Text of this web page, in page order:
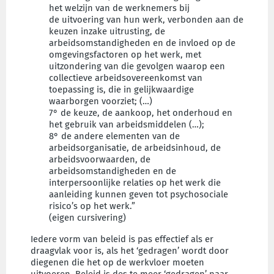
het welzijn van de werknemers bij
de uitvoering van hun werk, verbonden aan de
keuzen inzake uitrusting, de
arbeidsomstandigheden en de invloed op de
omgevingsfactoren op het werk, met
uitzondering van die gevolgen waarop een
collectieve arbeidsovereenkomst van
toepassing is, die in gelijkwaardige
waarborgen voorziet; (…)
7° de keuze, de aankoop, het onderhoud en
het gebruik van arbeidsmiddelen (…);
8° de andere elementen van de
arbeidsorganisatie, de arbeidsinhoud, de
arbeidsvoorwaarden, de
arbeidsomstandigheden en de
interpersoonlijke relaties op het werk die
aanleiding kunnen geven tot psychosociale
risico’s op het werk.”
(eigen cursivering)
Iedere vorm van beleid is pas effectief als er
draagvlak voor is, als het ‘gedragen’ wordt door
diegenen die het op de werkvloer moeten